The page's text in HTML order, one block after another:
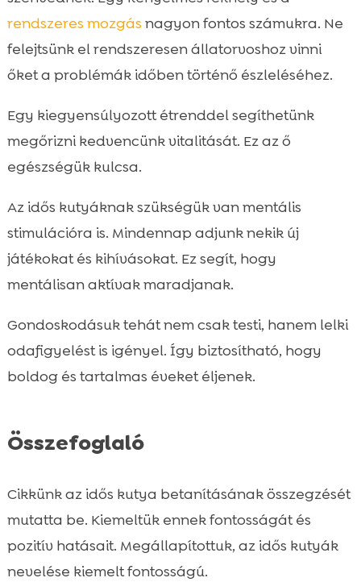
rendszeres mozgás nagyon fontos számukra. Ne
felejtsünk el rendszeresen állatorvoshoz vinni
őket a problémák időben történő észleléséhez.
Egy kiegyensúlyozott étrenddel segíthetünk
megőrizni kedvencünk vitalitását. Ez az ő
egészségük kulcsa.
Az idős kutyáknak szükségük van mentális
stimulációra is. Mindennap adjunk nekik új
játékokat és kihívásokat. Ez segít, hogy
mentálisan aktívak maradjanak.
Gondoskodásuk tehát nem csak testi, hanem lelki
odafigyelést is igényel. Így biztosítható, hogy
boldog és tartalmas éveket éljenek.
Összefoglaló
Cikkünk az idős kutya betanításának összegzését
mutatta be. Kiemeltük ennek fontosságát és
pozitív hatásait. Megállapítottuk, az idős kutyák
nevelése kiemelt fontosságú.